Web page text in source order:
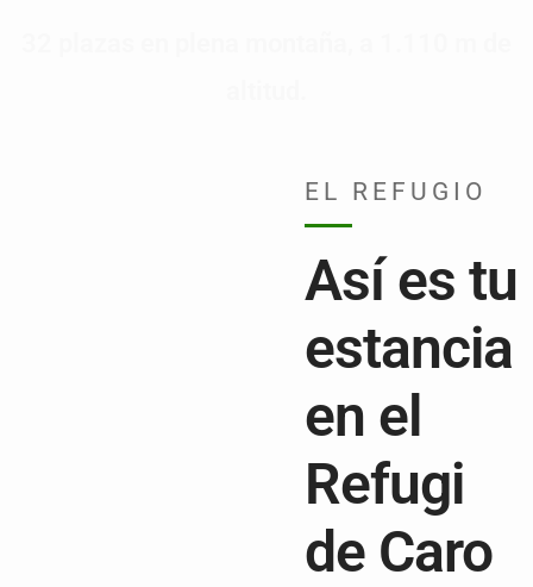
EL REFUGIO
Así es tu
estancia
en el
Refugi
de Caro